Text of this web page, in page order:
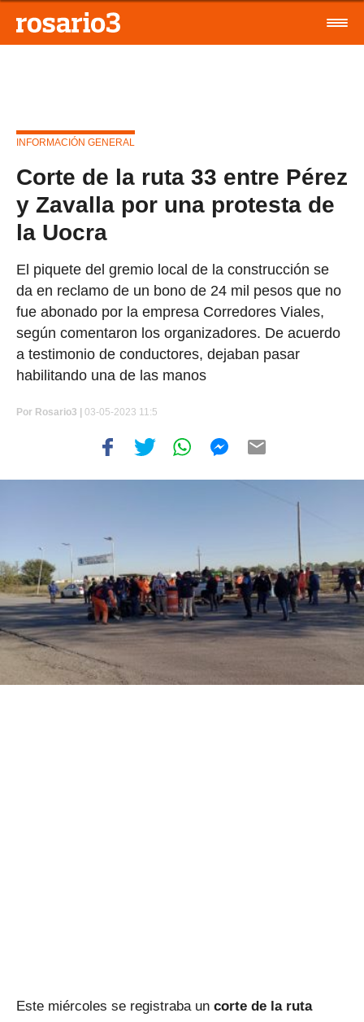
INFORMACIÓN GENERAL
Corte de la ruta 33 entre Pérez
y Zavalla por una protesta de
la Uocra
El piquete del gremio local de la construcción se
da en reclamo de un bono de 24 mil pesos que no
fue abonado por la empresa Corredores Viales,
según comentaron los organizadores. De acuerdo
a testimonio de conductores, dejaban pasar
habilitando una de las manos
Por Rosario3 | 03-05-2023 11:5
Este miércoles se registraba un corte de la ruta